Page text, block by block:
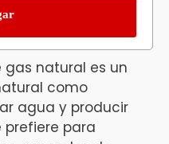
natural es un
como
agua y producir
prefiere para